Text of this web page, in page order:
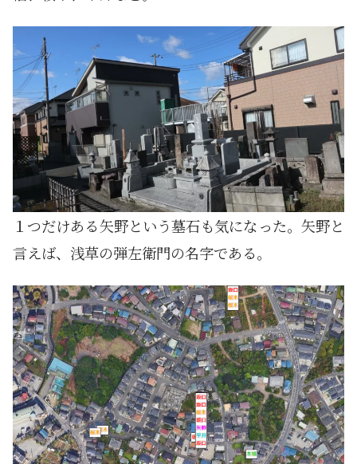
１つだけある矢野という墓石も気になった。矢野と
言えば、浅草の弾左衛門の名字である。